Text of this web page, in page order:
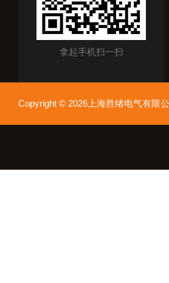
拿起手机扫一扫
Copyright © 2026上海胜绪电气有限